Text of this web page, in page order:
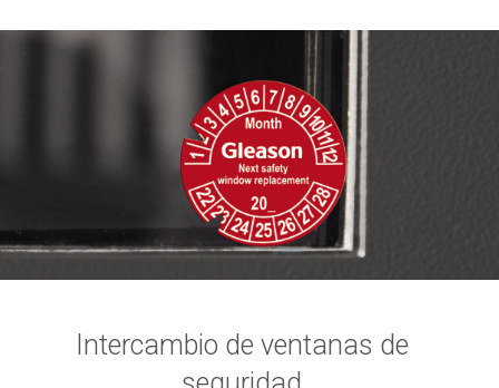
Intercambio de ventanas de